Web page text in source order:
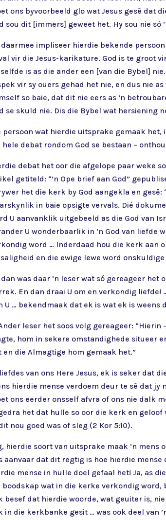
ons byvoorbeeld glo wat Jesus gesê dat
sou dit [immers] geweet het. Hy sou nie só
daarmee impliseer hierdie bekende
vir die Jesus-karikature. God is te groot
is as die ander een [van die Bybel]
vir sy ouers gehad het nie, en dus nie
so baie, dat dit nie eers as ’n
se skuld nie. Dis die Bybel wat hersiening
persoon wat hierdie uitsprake gemaak
hele debat rondom God se bestaan –
debat het oor die afgelope paar weke
getiteld: “’n Ope brief aan God”
het die kerk by God aangekla en
in baie opsigte vervals. Dié
U aanvanklik uitgebeeld as die God van
U wonderbaarlik in ’n God van liefde
word … Inderdaad hou die kerk aan
en die ewige lewe word
dan was daar ’n leser wat só gereageer het
En dan draai U om en verkondig
U … bekendmaak dat ek is wat ek is
leser het soos volg gereageer:
hom in sekere omstandighede situeer
en die Almagtige hom gemaak het.”
van ons Here Jesus, ek is seker dat
hierdie mense verdoem deur te sê dat jy
ons eerder onsself afvra of ons nie dalk
het dat hulle so oor die kerk en geloof
nou goed was of sleg (2 Kor 5:10).
hierdie soort van uitsprake maak ’n
aanvaar dat dit regtig is hoe hierdie
mense in hulle doel gefaal het! Ja, as
boodskap wat in die kerke verkondig word,
besef dat hierdie woorde, wat geuiter is,
in die kerkbanke gesit … was ook deel van